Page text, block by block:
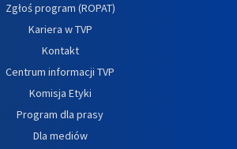
Zgłoś program (ROPAT)
Kariera w TVP
Kontakt
Centrum informacji TVP
Komisja Etyki
Program dla prasy
Dla mediów